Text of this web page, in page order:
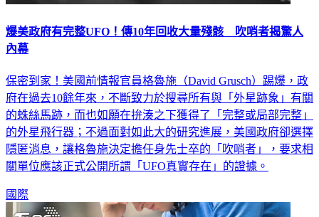
爆美政府有完整UFO！傳10年回收大量殘骸 吹哨者揭驚人
內幕
保密到家！美國前情報官員格魯施（David Grusch）踢爆，政
府在過去10餘年來，不斷致力於搜尋所有與「外星跡象」有關
的蛛絲馬跡，而也如願在拚湊之下獲得了「完整或局部完整」
的外星飛行器；不過面對如此大的研究進展，美國政府卻選擇
隱匿消息，讓格魯施決定擔任身先士卒的「吹哨者」，要求相
關單位應該正式公開所謂「UFO真實存在」的證據。
國際